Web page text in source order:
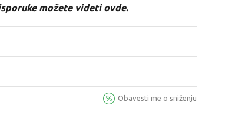
možete videti ovde.
Obavesti me o sniženju